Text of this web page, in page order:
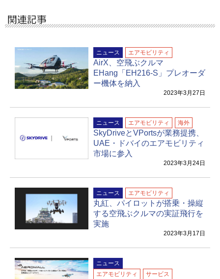
ニュース エアモビリティ
AirX、空飛ぶクルマ
EHang「EH216-S」プレオーダ
ー機体を納入
2023年3月27日
ニュース エアモビリティ 海外
SkyDriveとVPortsが業務提携、
UAE・ドバイのエアモビリティ
市場に参入
2023年3月24日
ニュース エアモビリティ
丸紅、パイロットが搭乗・操縦
する空飛ぶクルマの実証飛行を
実施
2023年3月17日
ニュース
エアモビリティ
サービス